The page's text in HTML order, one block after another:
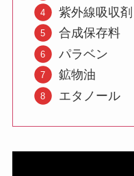
紫外線吸収剤
合成保存料
パラベン
鉱物油
エタノール